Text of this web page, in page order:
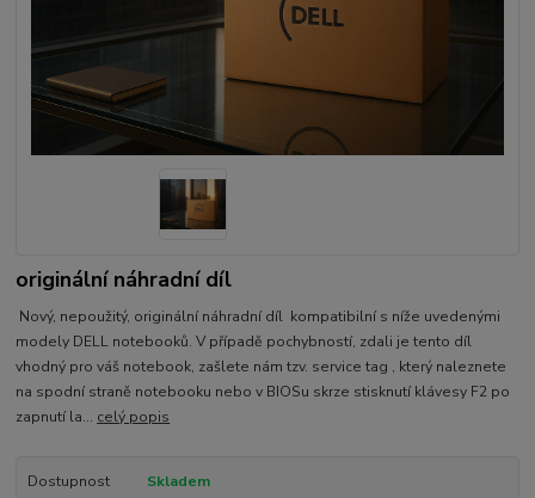
originální náhradní díl
Nový, nepoužitý, originální náhradní díl kompatibilní s níže uvedenými
modely DELL notebooků. V případě pochybností, zdali je tento díl
vhodný pro váš notebook, zašlete nám tzv. service tag , který naleznete
na spodní straně notebooku nebo v BIOSu skrze stisknutí klávesy F2 po
zapnutí la... celý popis
Dostupnost Skladem